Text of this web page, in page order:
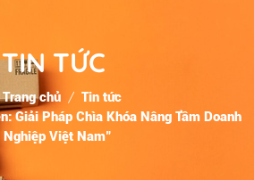
TIN TỨC
Trang chủ
Tin tức
Giải Pháp Chìa Khóa Nâng Tầm Doanh
Nghiệp Việt Nam"